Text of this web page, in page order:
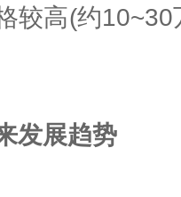
高(约10~30
发展趋势